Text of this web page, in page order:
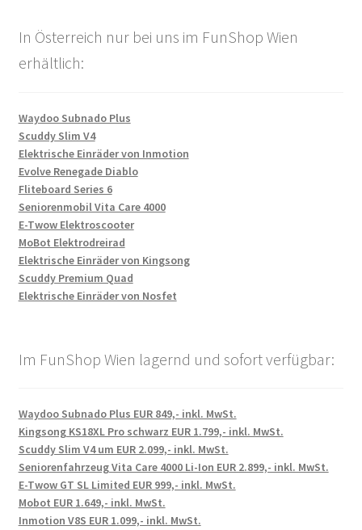
In Österreich nur bei uns im FunShop Wien
erhältlich:
Waydoo Subnado Plus
Scuddy Slim V4
Elektrische Einräder von Inmotion
Evolve Renegade Diablo
Fliteboard Series 6
Seniorenmobil Vita Care 4000
E-Twow Elektroscooter
MoBot Elektrodreirad
Elektrische Einräder von Kingsong
Scuddy Premium Quad
Elektrische Einräder von Nosfet
Im FunShop Wien lagernd und sofort verfügbar:
Waydoo Subnado Plus EUR 849,- inkl. MwSt.
Kingsong KS18XL Pro schwarz EUR 1.799,- inkl. MwSt.
Scuddy Slim V4 um EUR 2.099,- inkl. MwSt.
Seniorenfahrzeug Vita Care 4000 Li-Ion EUR 2.899,- inkl. MwSt.
E-Twow GT SL Limited EUR 999,- inkl. MwSt.
Mobot EUR 1.649,- inkl. MwSt.
Inmotion V8S EUR 1.099,- inkl. MwSt.